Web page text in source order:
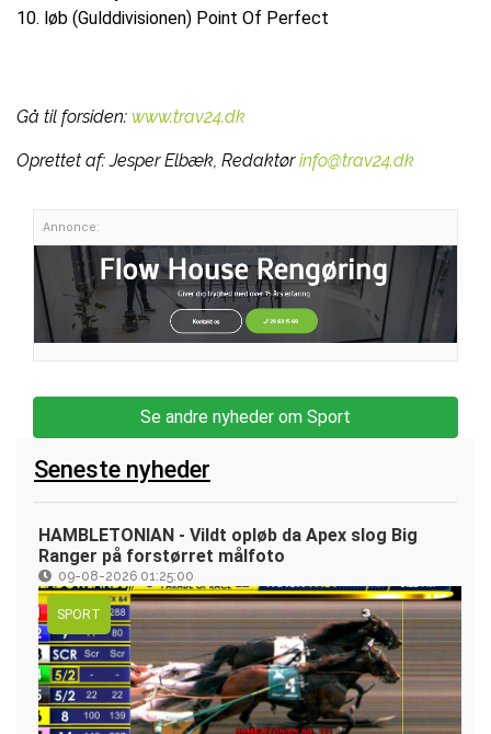
10. løb (Gulddivisionen) Point Of Perfect
Gå til forsiden: www.trav24.dk
Oprettet af:Jesper Elbæk, Redaktør info@trav24.dk
Annonce:
Se andre nyheder om Sport
Seneste nyheder
HAMBLETONIAN - Vildt opløb da Apex slog Big
Ranger på forstørret målfoto
09-08-2026 01:25:00
SPORT